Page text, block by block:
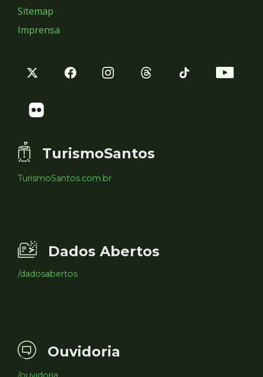
Sitemap
Imprensa
TurismoSantos
TurismoSantos.com.br
Dados Abertos
/dadosabertos
Ouvidoria